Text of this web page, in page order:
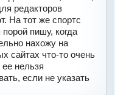
редакторов
На тот же спортс
порой пишу, когда
нахожу на
сайтах что-то очень
нельзя
если не указать